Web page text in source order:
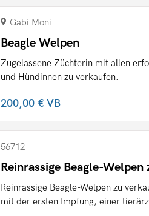
Gabi Moni
Beagle Welpen
Zugelassene Züchterin mit allen
und Hündinnen zu verkaufen.
200,00 €VB
56712
Reinrassige Beagle-
Reinrassige Beagle-Welpen zu
mit der ersten Impfung, einer